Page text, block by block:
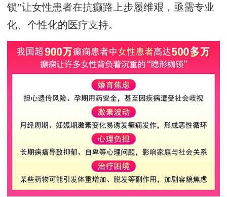
锁”让女性患者在抗癫路上步履维艰，亟需专业
化、个性化的医疗支持。